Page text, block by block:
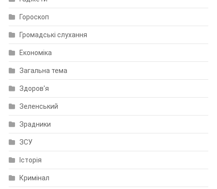
Гороскоп
Громадські слухання
Економіка
Загальна тема
Здоров'я
Зеленський
Зрадники
ЗСУ
Історія
Кримінал